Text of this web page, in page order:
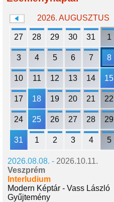
2026. AUGUSZTUS
27 28 29 30 31 1
3 4 5 6 7 8
10 11 12 13 14 15
17 18 19 20 21 22
24 25 26 27 28 29
31 1 2 3 4 5
2026.08.08. - 2026.10.11.
Veszprém
Interludium
Modern Képtár - Vass László
Gyűjtemény